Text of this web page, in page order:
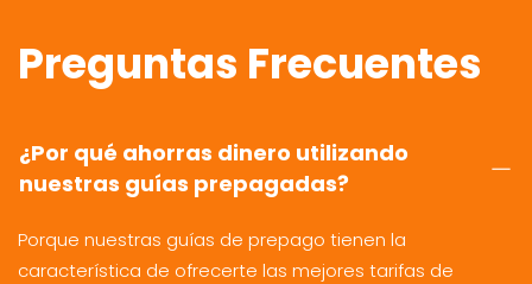
Preguntas Frecuentes
¿Por qué ahorras dinero utilizando
nuestras guías prepagadas?
Porque nuestras guías de prepago tienen la
característica de ofrecerte las mejores tarifas de